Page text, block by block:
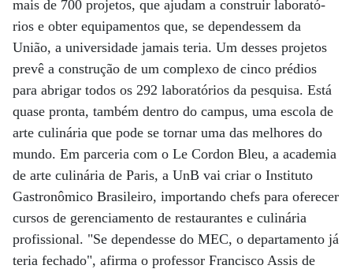
mais de 700 projetos, que ajudam a construir laborató-
rios e obter equipamentos que, se dependessem da
União, a universidade jamais teria. Um desses projetos
prevê a construção de um complexo de cinco prédios
para abrigar todos os 292 laboratórios da pesquisa. Está
quase pronta, também dentro do campus, uma escola de
arte culinária que pode se tornar uma das melhores do
mundo. Em parceria com o Le Cordon Bleu, a academia
de arte culinária de Paris, a UnB vai criar o Instituto
Gastronômico Brasileiro, importando chefs para oferecer
cursos de gerenciamento de restaurantes e culinária
profissional. "Se dependesse do MEC, o departamento já
teria fechado", afirma o professor Francisco Assis de